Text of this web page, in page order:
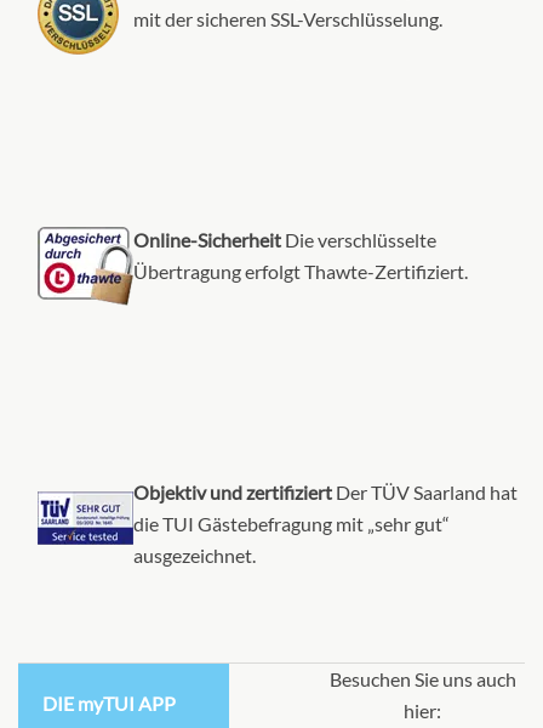
mit der sicheren SSL-Verschlüsselung.
Online-Sicherheit Die verschlüsselte
Übertragung erfolgt Thawte-Zertifiziert.
Objektiv und zertifiziert Der TÜV Saarland hat
die TUI Gästebefragung mit „sehr gut“
ausgezeichnet.
DIE myTUI APP
Besuchen Sie uns auch
hier: